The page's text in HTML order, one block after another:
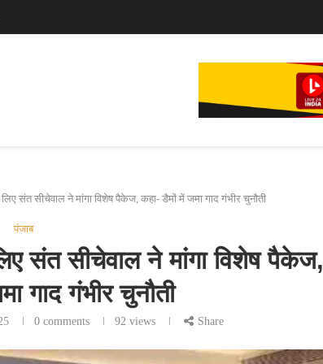
संत सीचेवाल ने मांगा विशेष पैकेज, कहा- डैमों में जमा गाद गंभीर चुनौती
पंजाब
संत सीचेवाल ने मांगा विशेष पैकेज,
गाद गंभीर चुनौती
0 comments 92 views Share